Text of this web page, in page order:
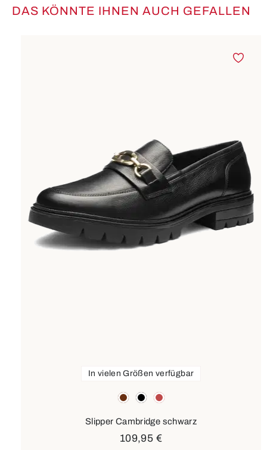
Produktgalerie überspringen
DAS KÖNNTE IHNEN AUCH GEFALLEN
braunschwarz
rot
In vielen Größen verfügbar
Slipper Cambridge schwarz
109,95 €